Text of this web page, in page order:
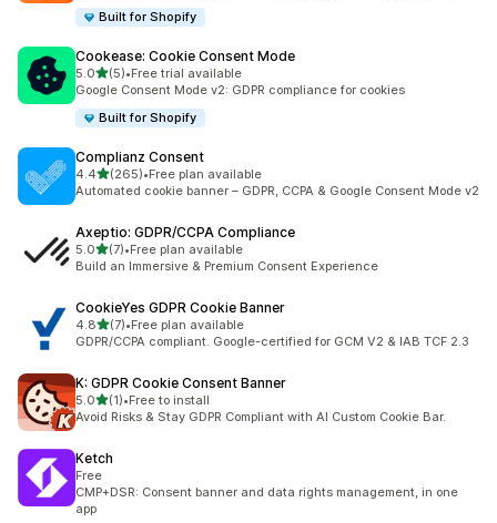
Built for Shopify
Cookease: Cookie Consent Mode
5.05つ星中
(5)
合計レビュー数：5件
•Free trial available
Google Consent Mode v2: GDPR compliance for cookies
Built for Shopify
Complianz Consent
4.45つ星中
(265)
合計レビュー数：265件
•Free plan available
Automated cookie banner – GDPR, CCPA & Google Consent Mode v2
Axeptio: GDPR/CCPA Compliance
5.05つ星中
(7)
合計レビュー数：7件
•Free plan available
Build an Immersive & Premium Consent Experience
CookieYes GDPR Cookie Banner
4.85つ星中
(7)
合計レビュー数：7件
•Free plan available
GDPR/CCPA compliant. Google-certified for GCM V2 & IAB TCF 2.3
K: GDPR Cookie Consent Banner
5.05つ星中
(1)
合計レビュー数：1件
•Free to install
Avoid Risks & Stay GDPR Compliant with AI Custom Cookie Bar.
Ketch
Free
CMP+DSR: Consent banner and data rights management, in one
app